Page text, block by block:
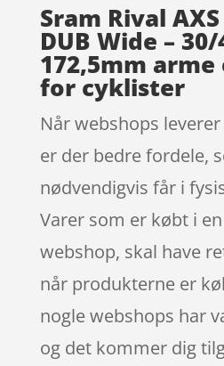
Sram Rival
DUB Wide –
172,5mm
for cyklister
Når webshops
er der bedre fordele,
nødvendigvis får i
Varer som er købt i
webshop, skal have
når produkterne er
nogle webshops har
og det kommer dig